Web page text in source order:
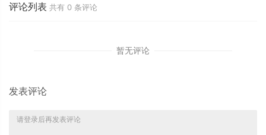
评论列表 共有 0 条评论
暂无评论
发表评论